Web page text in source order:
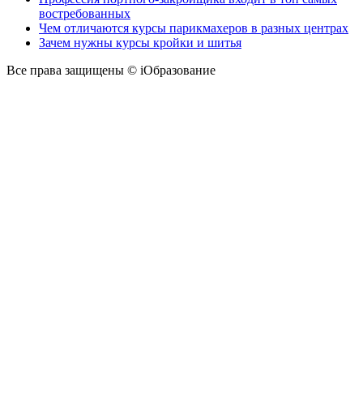
востребованных
Чем отличаются курсы парикмахеров в разных центрах
Зачем нужны курсы кройки и шитья
Все права защищены © iОбразование